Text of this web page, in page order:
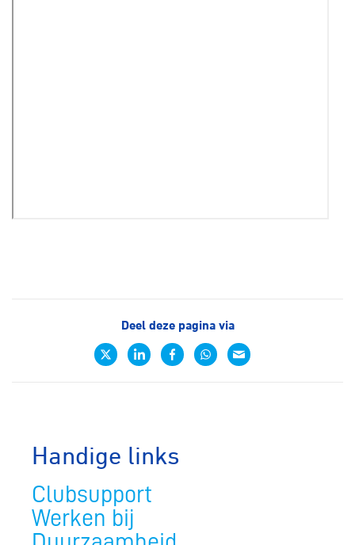
Deel deze pagina via
Handige links
Clubsupport
Werken bij